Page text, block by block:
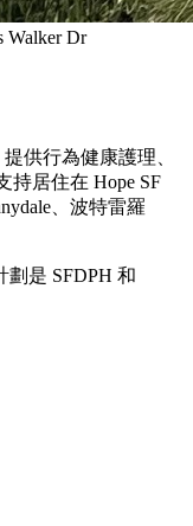
Walker Dr
供行為健康護理、
持居住在 Hope SF
、波特雷羅
劃是 SFDPH 和